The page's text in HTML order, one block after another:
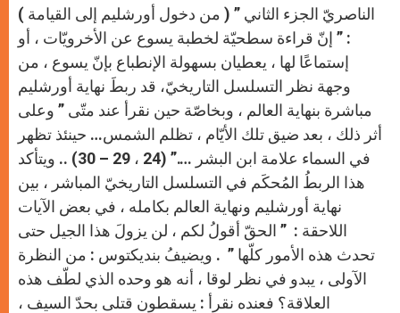
الناصريّ الجزء الثاني ” ( من دخول أورشليم إلى القيامة )
: ” إنّ قراءة سطحيّة لخطبة يسوع عن الأخرويّات ، أو
إستماعًا لها ، يعطيان بسهولة الإنطباع بإنّ يسوع ، من
وجهة نظر التسلسل التاريخيّ، قد ربطَ نهاية أورشليم
مباشرة بنهاية العالم ، وبخاصّة حين نقرأ عند متّى ” وعلى
أثر ذلك ، بعد ضيق تلك الأيّام ، تظلم الشمس… حينئذ تظهر
في السماء علامة ابن البشر ….” (24 ، 29 – 30) .. ويتأكد
هذا الربطُ المُحكَم في التسلسل التاريخيّ المباشر ، بين
نهاية أورشليم ونهاية العالم بكامله ، في بعض الآيات
اللاحقة : ” الحقّ أقولُ لكم ، لن يزولَ هذا الجيل حتى
تحدث هذه الأمور كلّها ” . ويضيفُ بنديكتوس : من النظرة
الآولى ، يبدو في نظر لوقا ، أنه هو وحده الذي لطّف هذه
العلاقة؟ فعنده نقرأ : يسقطون قتلى بحدّ السيف ،